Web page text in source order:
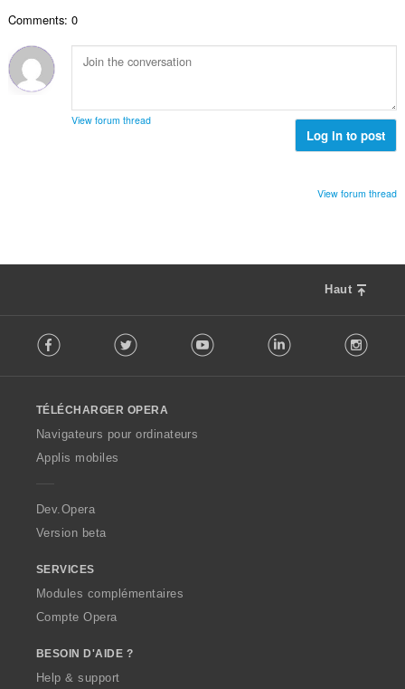
Comments: 0
View forum thread
Log in to post
View forum thread
Haut
o
w
O
p
a
Facebook Twitter Youtube LinkedIn
TÉLÉCHARGER OPERA
Navigateurs pour ordinateurs
Applis mobiles
Dev.Opera
Version beta
SERVICES
Modules complémentaires
Compte Opera
BESOIN D'AIDE ?
Help & support